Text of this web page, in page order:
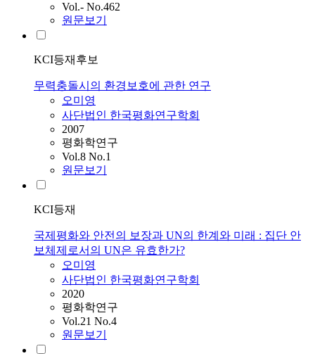
Vol.- No.462
원문보기
KCI등재후보
무력충돌시의 환경보호에 관한 연구
오미영
사단법인 한국평화연구학회
2007
평화학연구
Vol.8 No.1
원문보기
KCI등재
국제평화와 안전의 보장과 UN의 한계와 미래 : 집단 안
보체제로서의 UN은 유효한가?
오미영
사단법인 한국평화연구학회
2020
평화학연구
Vol.21 No.4
원문보기